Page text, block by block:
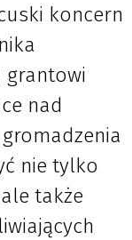
koncern
grantowi
nad
nie tylko
także